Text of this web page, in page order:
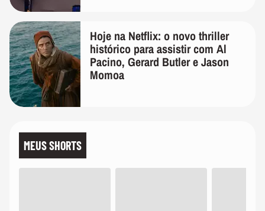
Hoje na Netflix: o novo thriller
histórico para assistir com Al
Pacino, Gerard Butler e Jason
Momoa
MEUS SHORTS